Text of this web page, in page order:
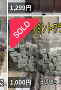
1,299円
1,000円